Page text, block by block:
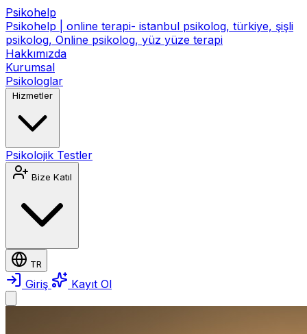
Psikohelp
Psikohelp | online terapi- istanbul psikolog, türkiye, şişli
psikolog, Online psikolog, yüz yüze terapi
Hakkımızda
Kurumsal
Psikologlar
Hizmetler
Psikolojik Testler
Bize Katıl
TR
Giriş Kayıt Ol